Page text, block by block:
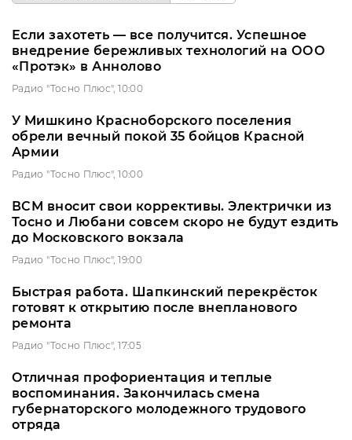
Если захотеть — все получится. Успешное
внедрение бережливых технологий на ООО
«Протэк» в Аннолово
Радио "Тосно Плюс", 10:00
У Мишкино Красноборского поселения
обрели вечный покой 35 бойцов Красной
Армии
Радио "Тосно Плюс", 10:00
ВСМ вносит свои коррективы. Электрички из
Тосно и Любани совсем скоро не будут ездить
до Московского вокзала
Радио "Тосно Плюс", 19:00
Быстрая работа. Шапкинский перекрёсток
готовят к открытию после внепланового
ремонта
Радио "Тосно Плюс", 17:05
Отличная профориентация и теплые
воспоминания. Закончилась смена
губернаторского молодежного трудового
отряда